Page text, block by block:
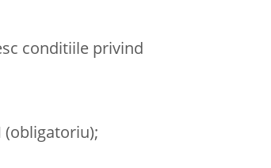
conditiile privind